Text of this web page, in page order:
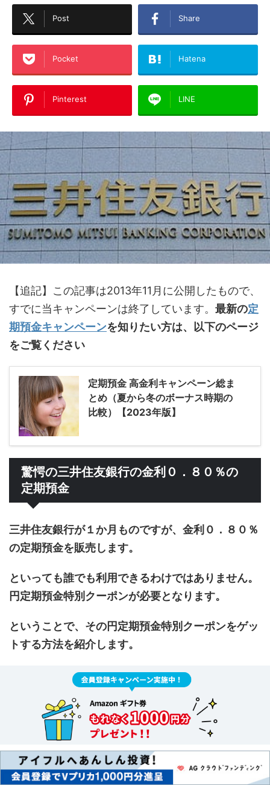
Post Share
Pocket Hatena
Pinterest LINE
【追記】この記事は2013年11月に公開したもので、
すでに当キャンペーンは終了しています。 最新の定
期預金キャンペーンを知りたい方は、以下のページ
をご覧ください
定期預金 高金利キャンペーン総ま
とめ（夏から冬のボーナス時期の
比較）【2023年版】
驚愕の三井住友銀行の金利０．８０％の
定期預金
三井住友銀行が１か月ものですが、金利０．８０％
の定期預金を販売します。
といっても誰でも利用できるわけではありません。
円定期預金特別クーポンが必要となります。
ということで、その円定期預金特別クーポンをゲッ
トする方法を紹介します。